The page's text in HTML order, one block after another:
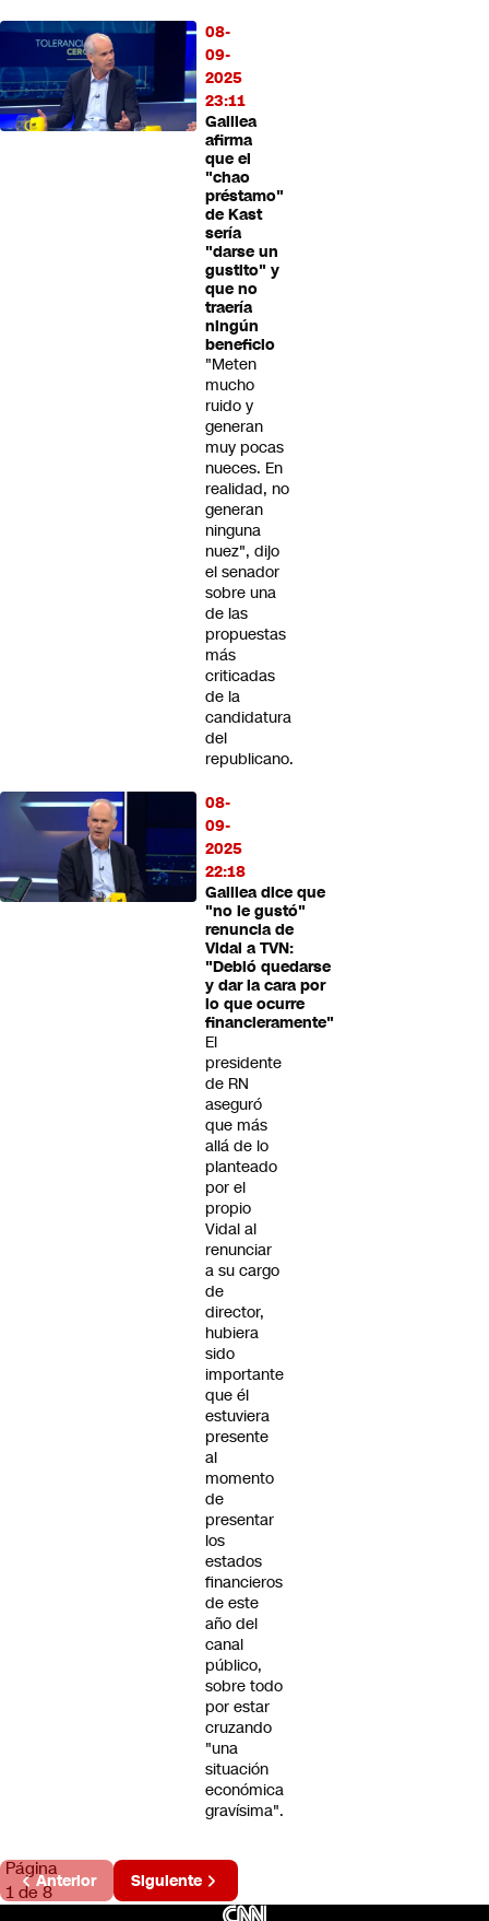
08-
09-
2025
23:11
Galilea
afirma
que el
"chao
préstamo"
de Kast
sería
"darse un
gustito" y
que no
traería
ningún
beneficio
"Meten
mucho
ruido y
generan
muy pocas
nueces. En
realidad, no
generan
ninguna
nuez", dijo
el senador
sobre una
de las
propuestas
más
criticadas
de la
candidatura
del
republicano.
08-
09-
2025
22:18
Galilea dice que
"no le gustó"
renuncia de
Vidal a TVN:
"Debió quedarse
y dar la cara por
lo que ocurre
financieramente"
El
presidente
de RN
aseguró
que más
allá de lo
planteado
por el
propio
Vidal al
renunciar
a su cargo
de
director,
hubiera
sido
importante
que él
estuviera
presente
al
momento
de
presentar
los
estados
financieros
de este
año del
canal
público,
sobre todo
por estar
cruzando
"una
situación
económica
gravísima".
Página
1 de 8
Anterior Siguiente